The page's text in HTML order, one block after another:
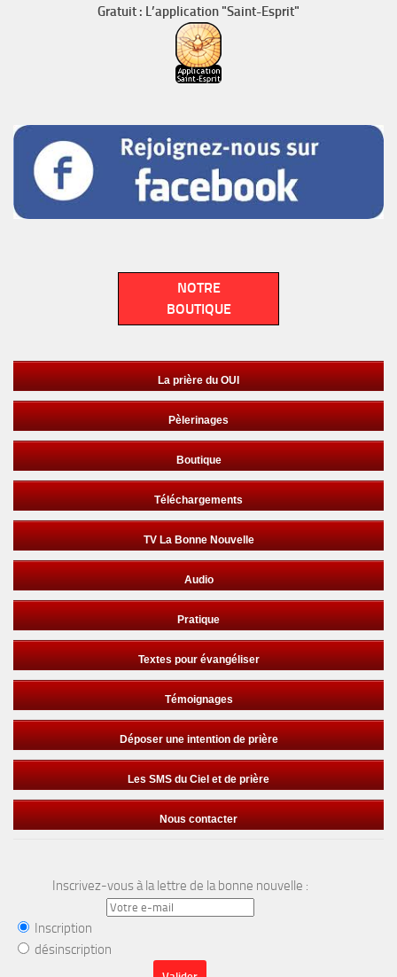
Gratuit : L’application "Saint-Esprit"
NOTRE
BOUTIQUE
La prière du OUI
Pèlerinages
Boutique
Téléchargements
TV La Bonne Nouvelle
Audio
Pratique
Textes pour évangéliser
Témoignages
Déposer une intention de prière
Les SMS du Ciel et de prière
Nous contacter
Inscrivez-vous à la lettre de la bonne nouvelle :
Inscription
désinscription